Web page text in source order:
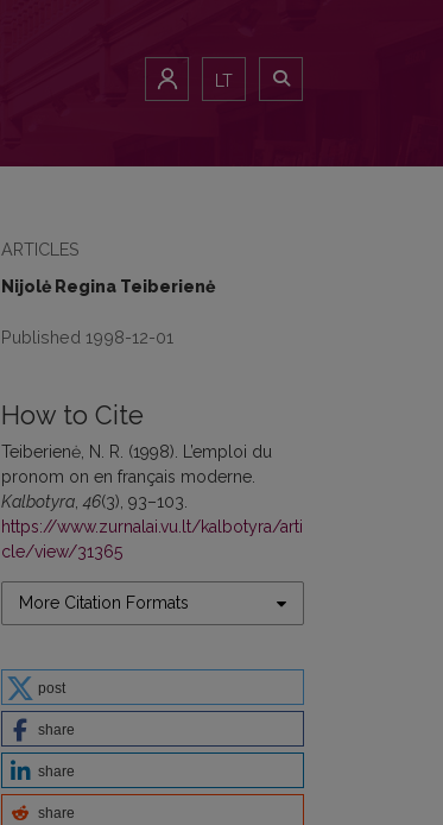
LT
ARTICLES
Nijolė Regina Teiberienė
Published 1998-12-01
How to Cite
Teiberienė, N. R. (1998). L’emploi du
pronom on en français moderne.
Kalbotyra ,46(3), 93–103.
https://www.zurnalai.vu.lt/kalbotyra/arti
cle/view/31365
More Citation Formats
post
share
share
share